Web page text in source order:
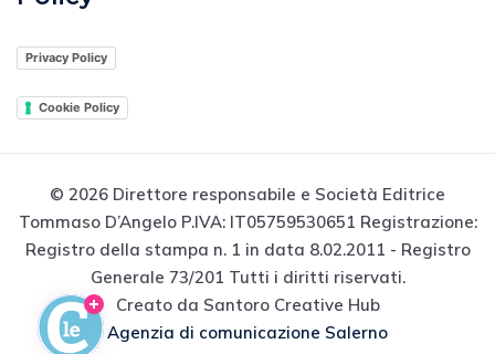
Privacy Policy
Cookie Policy
© 2026 Direttore responsabile e Società Editrice
Tommaso D’Angelo P.IVA: IT05759530651 Registrazione:
Registro della stampa n. 1 in data 8.02.2011 - Registro
Generale 73/201 Tutti i diritti riservati.
Creato da Santoro Creative Hub
Agenzia di comunicazione Salerno